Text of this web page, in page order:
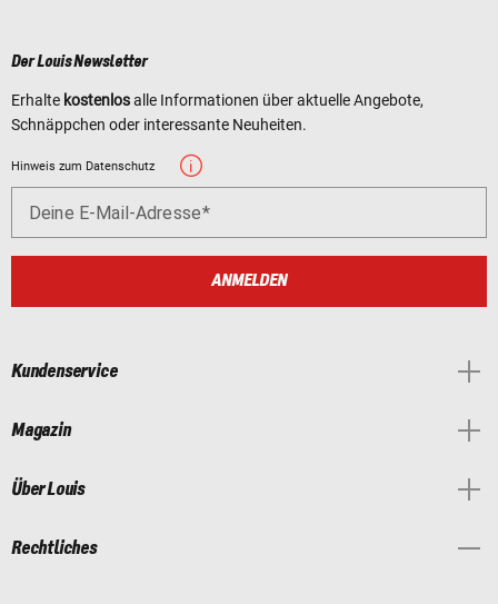
Der Louis Newsletter
Erhalte kostenlosalle Informationen über aktuelle Angebote,
Schnäppchen oder interessante Neuheiten.
Hinweis zum Datenschutz
Deine E-Mail-Adresse
ANMELDEN
Kundenservice
Magazin
Über Louis
Rechtliches